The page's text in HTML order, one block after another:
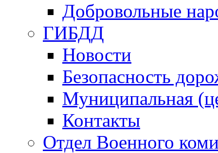
Добровольные
ГИБДД
Новости
Безопасность
Муниципальная
Контакты
Отдел Военного